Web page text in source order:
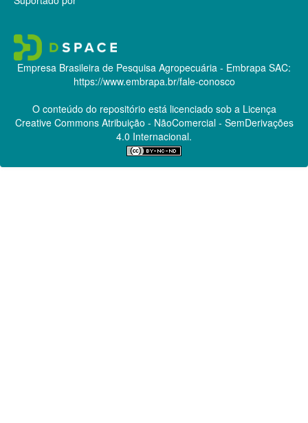
Empresa Brasileira de Pesquisa Agropecuária - Embrapa SAC:
https://www.embrapa.br/fale-conosco
O conteúdo do repositório está licenciado sob a Licença
Creative CommonsAtribuição - NãoComercial - SemDerivações
4.0 Internacional.